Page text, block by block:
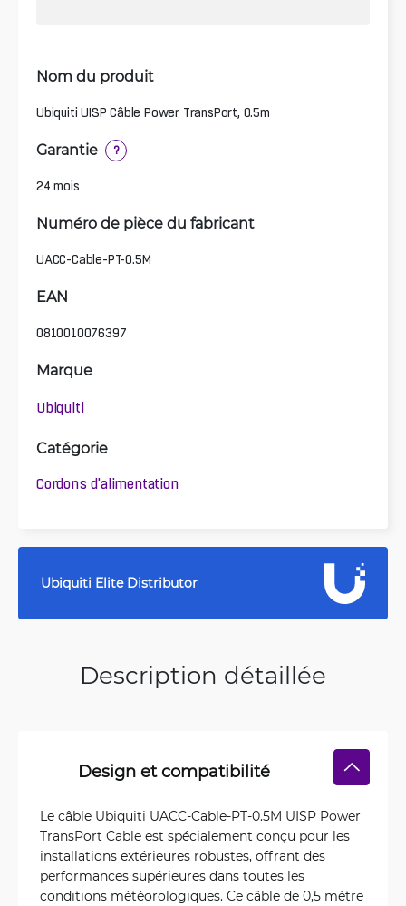
Nom du produit
Ubiquiti UISP Câble Power TransPort, 0.5m
Garantie ?
24 mois
Numéro de pièce du fabricant
UACC-Cable-PT-0.5M
EAN
0810010076397
Marque
Ubiquiti
Catégorie
Cordons d'alimentation
Ubiquiti Elite Distributor
Description détaillée
Design et compatibilité
Le câble Ubiquiti UACC-Cable-PT-0.5M UISP Power
TransPort Cable est spécialement conçu pour les
installations extérieures robustes, offrant des
performances supérieures dans toutes les
conditions météorologiques. Ce câble de 0,5 mètre